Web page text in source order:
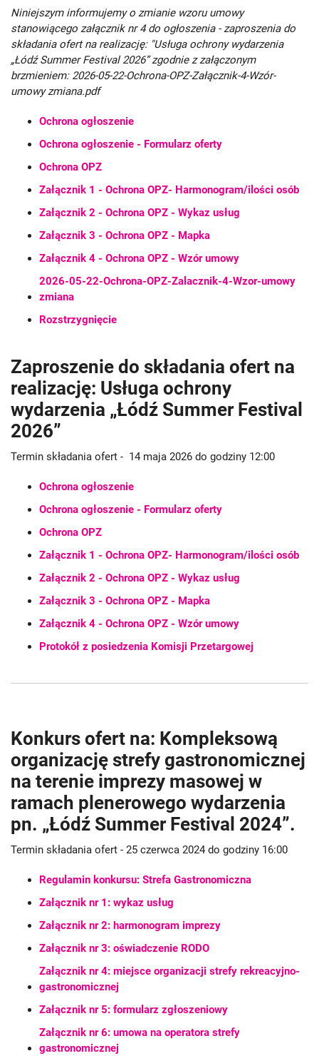
Niniejszym informujemy o zmianie wzoru umowy
stanowiącego załącznik nr 4 do ogłoszenia - zaproszenia do
składania ofert na realizację: "Usługa ochrony wydarzenia
„Łódź Summer Festival 2026” zgodnie z załączonym
brzmieniem: 2026-05-22-Ochrona-OPZ-Załącznik-4-Wzór-
umowy zmiana.pdf
Ochrona ogłoszenie
Ochrona ogłoszenie - Formularz oferty
Ochrona OPZ
Załącznik 1 - Ochrona OPZ- Harmonogram/ilości osób
Załącznik 2 - Ochrona OPZ - Wykaz usług
Załącznik 3 - Ochrona OPZ - Mapka
Załącznik 4 - Ochrona OPZ - Wzór umowy
2026-05-22-Ochrona-OPZ-Zalacznik-4-Wzor-umowy
zmiana
Rozstrzygnięcie
Zaproszenie do składania ofert na
realizację: Usługa ochrony
wydarzenia „Łódź Summer Festival
2026”
Termin składania ofert - 14 maja 2026 do godziny 12:00
Ochrona ogłoszenie
Ochrona ogłoszenie - Formularz oferty
Ochrona OPZ
Załącznik 1 - Ochrona OPZ- Harmonogram/ilości osób
Załącznik 2 - Ochrona OPZ - Wykaz usług
Załącznik 3 - Ochrona OPZ - Mapka
Załącznik 4 - Ochrona OPZ - Wzór umowy
Protokół z posiedzenia Komisji Przetargowej
Konkurs ofert na: Kompleksową
organizację strefy gastronomicznej
na terenie imprezy masowej w
ramach plenerowego wydarzenia
pn. „Łódź Summer Festival 2024”.
Termin składania ofert - 25 czerwca 2024 do godziny 16:00
Regulamin konkursu: Strefa Gastronomiczna
Załącznik nr 1: wykaz usług
Załącznik nr 2: harmonogram imprezy
Załącznik nr 3: oświadczenie RODO
Załącznik nr 4: miejsce organizacji strefy rekreacyjno-
gastronomicznej
Załącznik nr 5: formularz zgłoszeniowy
Załącznik nr 6: umowa na operatora strefy
gastronomicznej